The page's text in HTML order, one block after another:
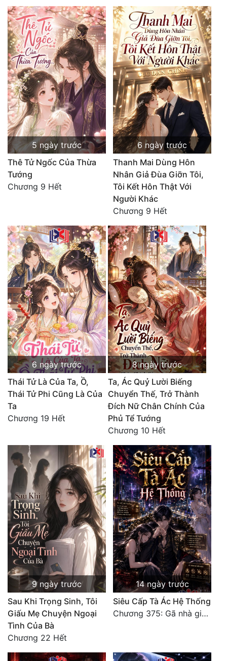
5 ngày trước
Thê Tử Ngốc Của Thừa
Tướng
Chương 9 Hết
6 ngày trước
Thanh Mai Dùng Hôn
Nhân Giả Đùa Giỡn Tôi,
Tôi Kết Hôn Thật Với
Người Khác
Chương 9 Hết
6 ngày trước
Thái Tử Là Của Ta, Ồ,
Thái Tử Phi Cũng Là Của
Ta
Chương 19 Hết
8 ngày trước
Ta, Ác Quỷ Lười Biếng
Chuyển Thế, Trở Thành
Đích Nữ Chân Chính Của
Phủ Tể Tướng
Chương 10 Hết
9 ngày trước
Sau Khi Trọng Sinh, Tôi
Giấu Mẹ Chuyện Ngoại
Tình Của Bà
Chương 22 Hết
14 ngày trước
Siêu Cấp Tà Ác Hệ Thống
Chương 375: Gã nhà giàu láo xược